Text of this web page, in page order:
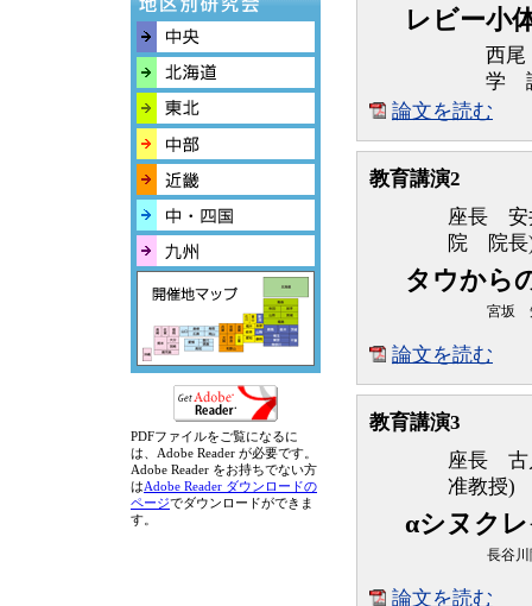
レビー小
西
学
論文を読む
教育講演2
座長 安
院 院長
タウから
宮坂
論文を読む
教育講演3
座長 古
准教授)
αシヌク
長谷
論文を読む
PDFファイルをご覧になるに
は、Adobe Reader が必要です。
Adobe Reader をお持ちでない方
はAdobe Reader ダウンロードの
ページでダウンロードができま
す。